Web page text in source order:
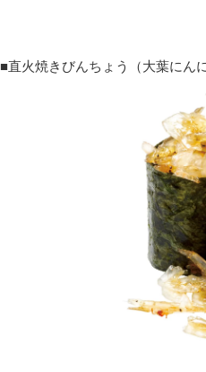
■直火焼きびんちょう（大葉にん